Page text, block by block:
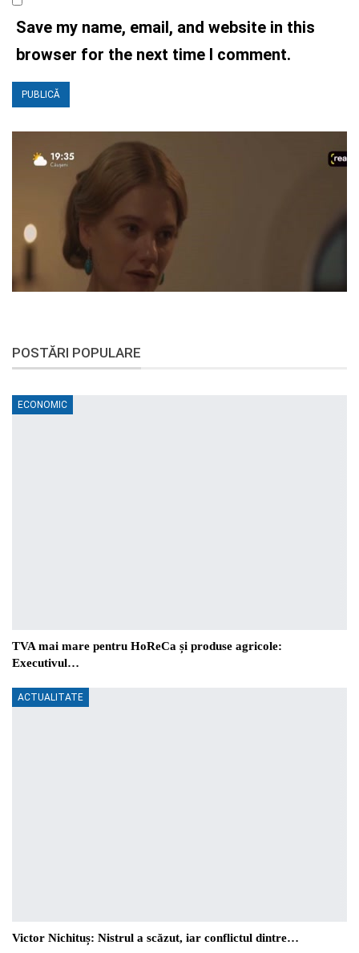
Save my name, email, and website in this
browser for the next time I comment.
POSTĂRI POPULARE
ECONOMIC
TVA mai mare pentru HoReCa și produse agricole:
Executivul…
ACTUALITATE
Victor Nichituș: Nistrul a scăzut, iar conflictul dintre…